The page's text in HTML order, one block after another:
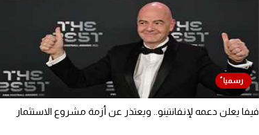
فيفا يعلن دعمه لإنفانتينو.. ويعتذر عن أزمة مشروع الاستثمار